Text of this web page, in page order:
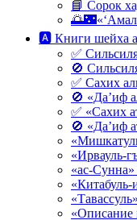
📘 Сорок
🅰 Книги шейха
✅
🚫
✅ Сахих
🚫 «Да’иф
✅ «Сахих
🚫 «Да’иф
«Ирвауль-
«ас-
«Тавассуль»
«Описание